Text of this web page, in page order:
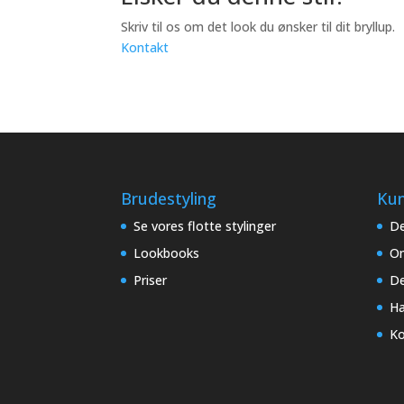
Skriv til os om det look du ønsker til dit bryllup.
Kontakt
Brudestyling
Se vores flotte stylinger
Lookbooks
Priser